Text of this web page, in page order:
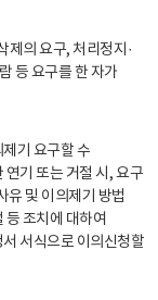
제의 요구, 처리정지·
등 요구를 한 자가
기 요구할 수
연기 또는 거절 시, 요구
유 및 이의제기 방법
조치에 대하여
서식으로 이의신청할